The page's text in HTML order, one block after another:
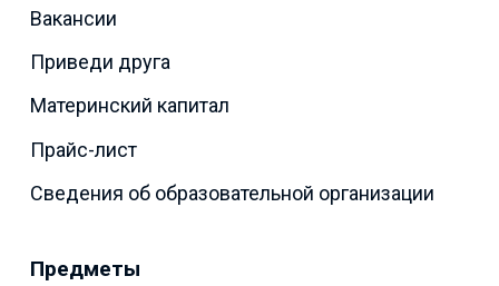
Вакансии
Приведи друга
Материнский капитал
Прайс-лист
Сведения об образовательной организации
Предметы